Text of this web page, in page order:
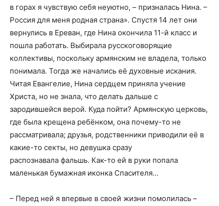
в горах я чувствую себя неуютно, – призналась Нина. –
Россия для меня родная страна». Спустя 14 лет они
вернулись в Ереван, где Нина окончила 11-й класс и
пошла работать. Выбирала русскоговорящие
коллективы, поскольку армянским не владела, только
понимала. Тогда же начались её духовные искания.
Читая Евангелие, Нина сердцем приняла учение
Христа, но не знала, что делать дальше с
зародившейся верой. Куда пойти? Армянскую церковь,
где была крещена ребёнком, она почему-то не
рассматривала; друзья, родственники приводили её в
какие-то секты, но девушка сразу
распознавала фальшь. Как-то ей в руки попала
маленькая бумажная иконка Спасителя…
– Перед ней я впервые в своей жизни помолилась –